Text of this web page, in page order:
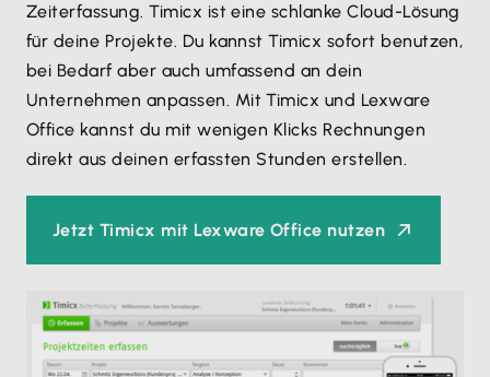
Zeiterfassung. Timicx ist eine schlanke Cloud-Lösung
für deine Projekte. Du kannst Timicx sofort benutzen,
bei Bedarf aber auch umfassend an dein
Unternehmen anpassen. Mit Timicx und Lexware
Office kannst du mit wenigen Klicks Rechnungen
direkt aus deinen erfassten Stunden erstellen.
Jetzt Timicx mit Lexware Office nutzen